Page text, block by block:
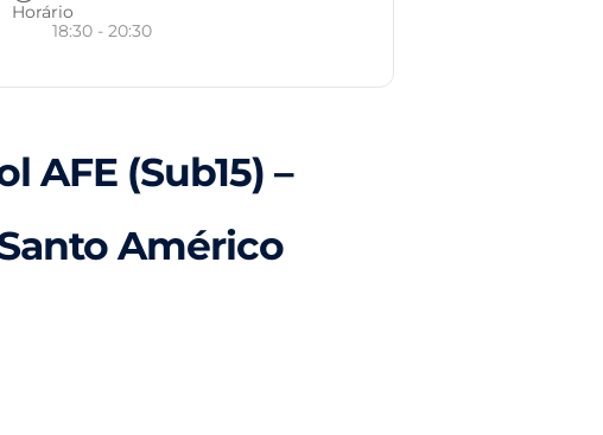
Horário
18:30 - 20:30
AFE (Sub15) –
Américo